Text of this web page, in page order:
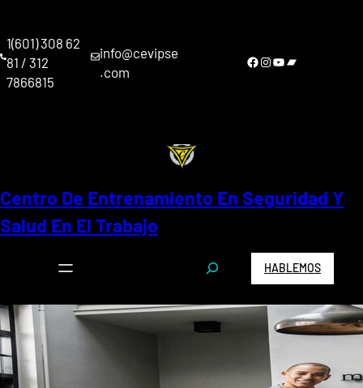
contenido
1(601) 308 62
81 / 312
7866815
info@cevipse
.com
Facebook Instagram YouTube Bandcamp
Centro De Entrenamiento En Seguridad Y
Salud En El Trabajo
S
e
r
c
HABLEMOS